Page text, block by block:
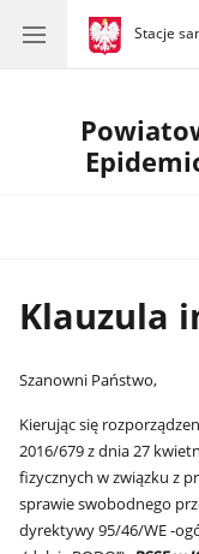
gov.pl
Stacje
gov.pl
Stacje
Klauzula
Szanowni Państwo,
Kierując się
2016/679 z dnia 27
fizycznych w związku z
sprawie swobodnego
dyrektywy 95/46/WE -